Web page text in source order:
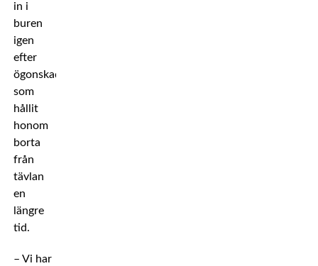
in i
buren
igen
efter
ögonskadan
som
hållit
honom
borta
från
tävlan
en
längre
tid.
– Vi har